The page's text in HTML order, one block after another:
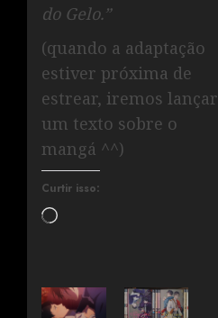
do Gelo.”
(quando a adaptação
estiver próxima de
estrear, iremos lançar
um texto sobre o
mangá ^^)
Curtir isso: